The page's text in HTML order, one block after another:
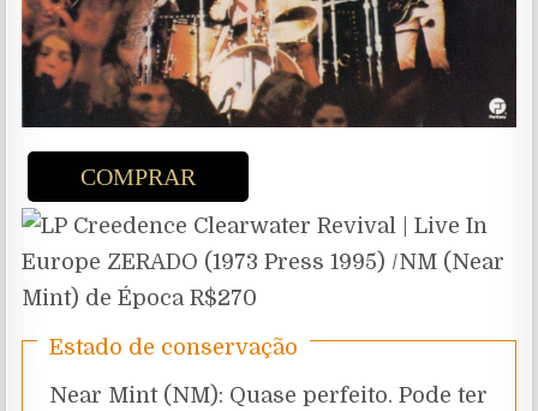
COMPRAR
Estado de conservação
Near Mint (NM): Quase perfeito. Pode ter